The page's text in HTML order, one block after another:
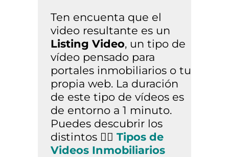
Ten encuenta que el
video resultante es un
Listing Video, un tipo de
vídeo pensado para
portales inmobiliarios o tu
propia web. La duración
de este tipo de vídeos es
de entorno a 1 minuto.
Puedes descubrir los
distintos 👉🏼 Tipos de
Videos Inmobiliarios